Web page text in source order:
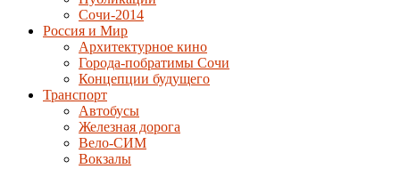
Сочи-2014
Россия и Мир
Архитектурное кино
Города-побратимы Сочи
Концепции будущего
Транспорт
Автобусы
Железная дорога
Вело-СИМ
Вокзалы